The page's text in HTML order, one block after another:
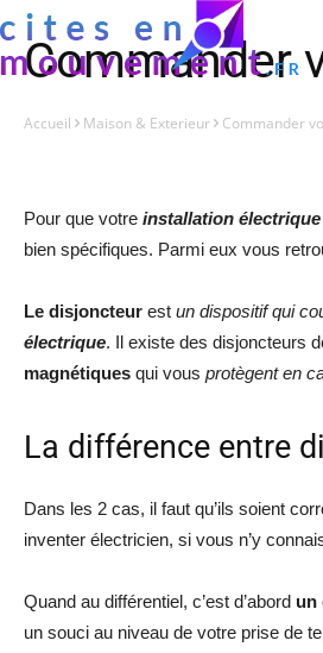
Commander
Accueil Maison & Exterieur Commander
Pour que votre installation électrique
bien spécifiques. Parmi eux vous
Le disjoncteur est un dispositif qui
électrique. Il existe des disjoncteurs
magnétiques qui vous protègent en
La différence entre
Dans les 2 cas, il faut qu’ils soient
inventer électricien, si vous n’y
Quand au différentiel, c’est d’abord un
un souci au niveau de votre prise de